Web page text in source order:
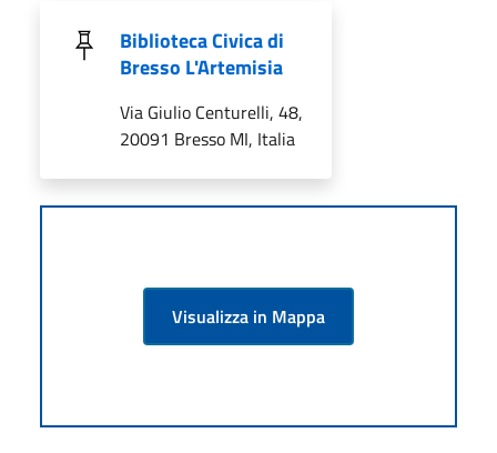
Biblioteca Civica di
Bresso L'Artemisia
Via Giulio Centurelli, 48,
20091 Bresso MI, Italia
Visualizza in Mappa